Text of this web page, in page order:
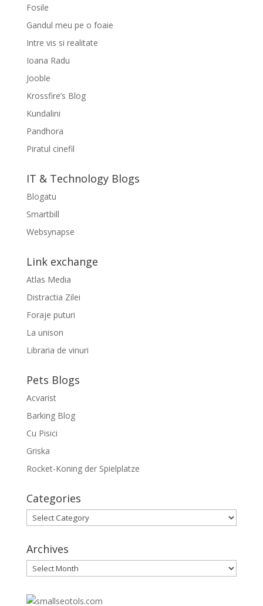
Fosile
Gandul meu pe o foaie
Intre vis si realitate
Ioana Radu
Jooble
Krossfire’s Blog
Kundalini
Pandhora
Piratul cinefil
IT & Technology Blogs
Blogatu
Smartbill
Websynapse
Link exchange
Atlas Media
Distractia Zilei
Foraje puturi
La unison
Libraria de vinuri
Pets Blogs
Acvarist
Barking Blog
Cu Pisici
Griska
Rocket-Koning der Spielplatze
Categories
Categories
Archives
Archives